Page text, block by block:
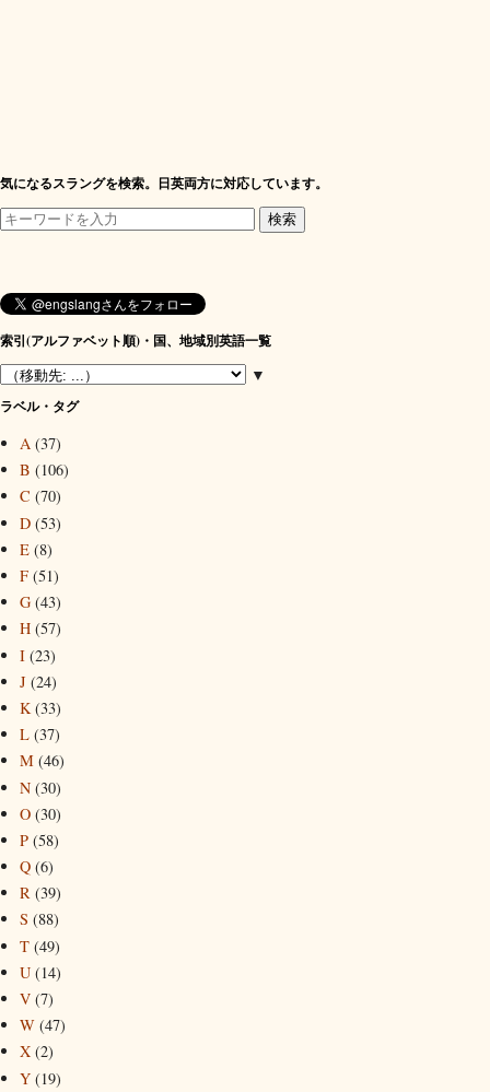
気になるスラングを検索。日英両方に対応しています。
索引(アルファベット順)・国、地域別英語一覧
▼
ラベル・タグ
A (37)
B (106)
C (70)
D (53)
E (8)
F (51)
G (43)
H (57)
I (23)
J (24)
K (33)
L (37)
M (46)
N (30)
O (30)
P (58)
Q (6)
R (39)
S (88)
T (49)
U (14)
V (7)
W (47)
X (2)
Y (19)